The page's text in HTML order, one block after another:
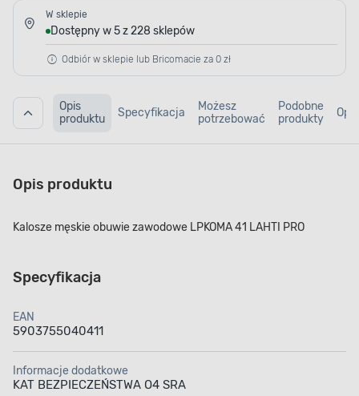
W sklepie
Dostępny w 5 z 228 sklepów
Odbiór w sklepie lub Bricomacie za 0 zł
Opis
produktu
Specyfikacja
Możesz
potrzebować
Podobne
produkty
Opis produktu
Kalosze męskie obuwie zawodowe LPKOMA 41 LAHTI PRO
Specyfikacja
EAN
5903755040411
Informacje dodatkowe
KAT BEZPIECZEŃSTWA O4 SRA